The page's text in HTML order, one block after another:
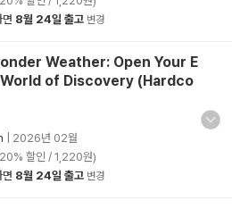
8월 24일 출고 변경
Weather: Open Your E
of Discovery (Hardco
2026년 02월
할인 / 1,220원)
8월 24일 출고 변경